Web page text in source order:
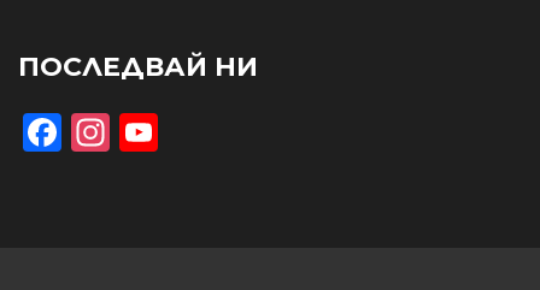
ПОСЛЕДВАЙ НИ
Facebook
Instagram